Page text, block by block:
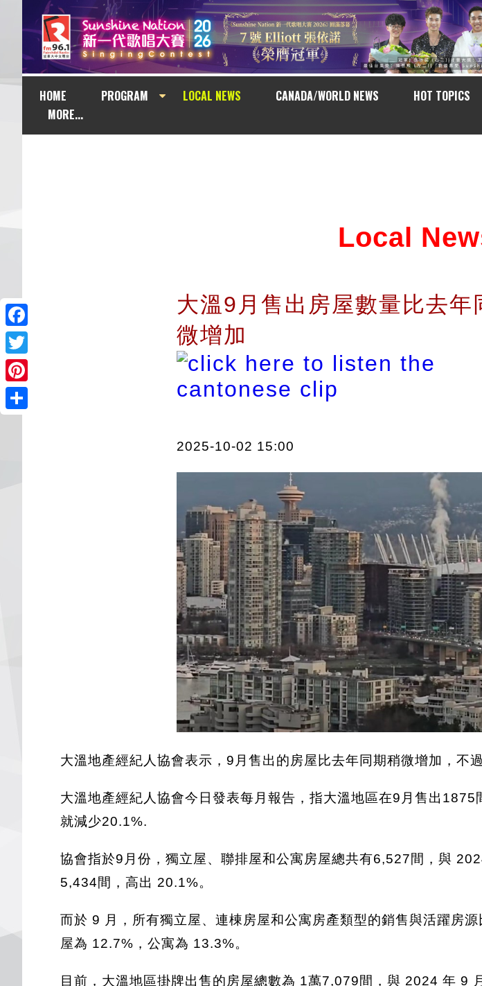
HOME PROGRAM LOCAL NEWS CANADA/WORLD NEWS HOT TOPICS
MORE...
Facebook
Twitter
Pinterest
Local
大溫9月售出房屋數量比去年
微增加
2025-10-02 15:00
大溫地產經紀人協會表示，9月售出的房屋比去年同期稍微增加，不
大溫地產經紀人協會今日發表每月報告，指大溫地區在9月售出
就減少20.1%.
協會指於9月份，獨立屋、聯排屋和公寓房屋總共有6,527間，與
5,434間，高出 20.1%。
而於 9 月，所有獨立屋、連棟房屋和公寓房產類型的銷售與活躍房
屋為 12.7%，公寓為 13.3%。
目前，大溫地區掛牌出售的房屋總數為 1萬7,079間，與 2024 年